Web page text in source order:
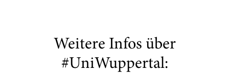
Weitere Infos über
#UniWuppertal: